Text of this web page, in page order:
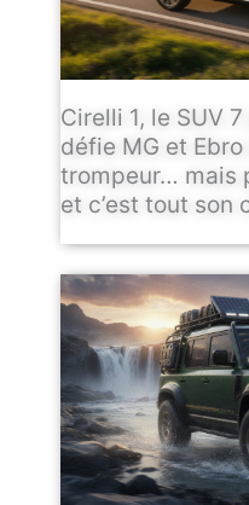
Cirelli 1, le SUV
défie MG et Ebro
trompeur… mais
et c’est tout son